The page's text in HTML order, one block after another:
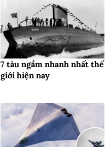
7 tàu ngầm nhanh nhất thế
giới hiện nay